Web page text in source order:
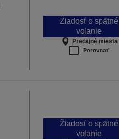
Žiadosť o spätné
volanie
Predajné miesta
Porovnať
Žiadosť o spätné
volanie